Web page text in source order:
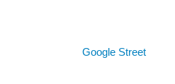
Google Street